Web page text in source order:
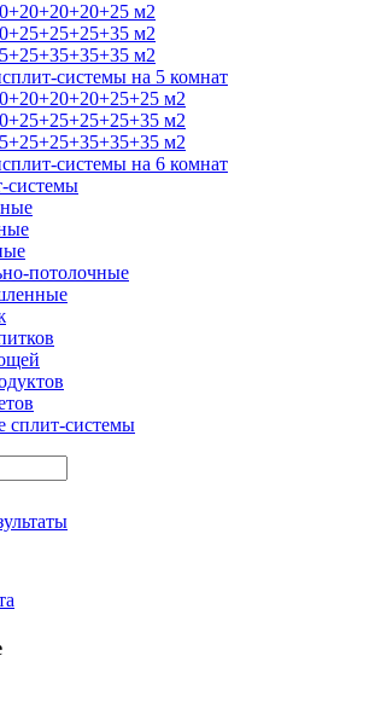
м2
м2
м2
системы на 5 комнат
м2
м2
м2
системы на 6 комнат
системы
потолочные
сплит-системы